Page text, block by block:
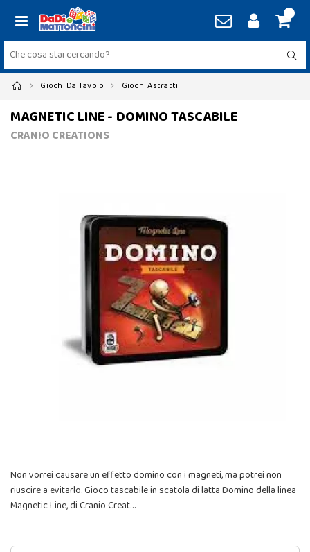
Giochi Da Tavolo Giochi Astratti
MAGNETIC LINE - DOMINO TASCABILE
CRANIO CREATIONS
Non vorrei causare un effetto domino con i magneti, ma potrei non
riuscire a evitarlo. Gioco tascabile in scatola di latta Domino della linea
Magnetic Line, di Cranio Creat…